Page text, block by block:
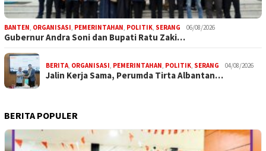
BANTEN, ORGANISASI, PEMERINTAHAN, POLITIK, SERANG 06/08/2026
Gubernur Andra Soni dan Bupati Ratu Zaki…
BERITA, ORGANISASI, PEMERINTAHAN, POLITIK, SERANG 04/08/2026
Jalin Kerja Sama, Perumda Tirta Albantan…
BERITA POPULER